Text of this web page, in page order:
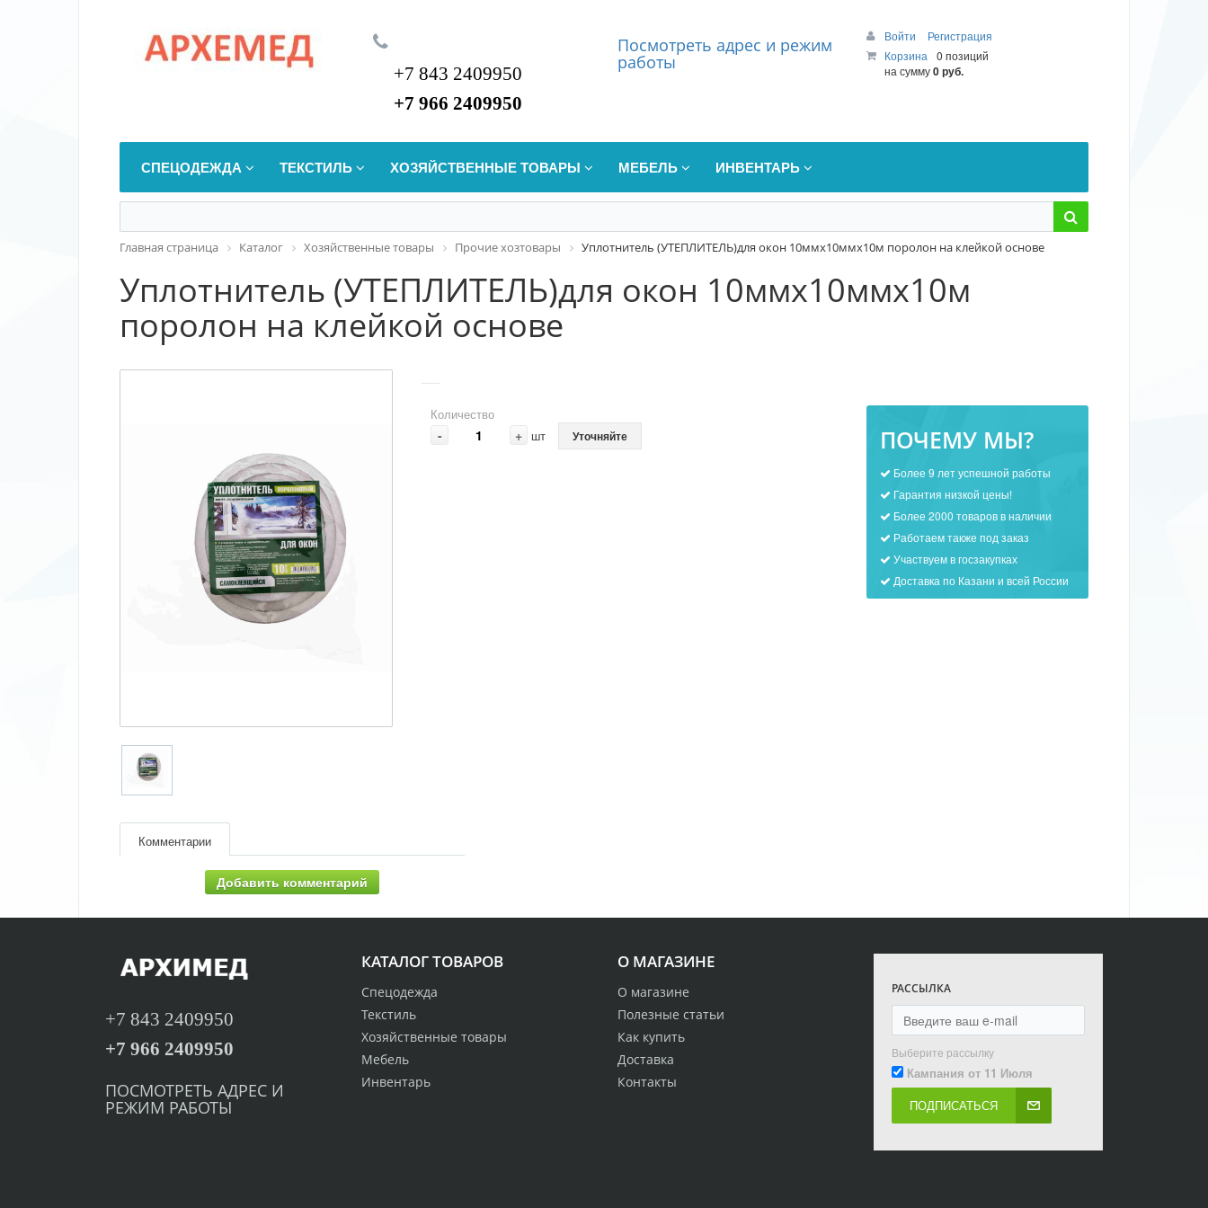
+7 843 2409950
+7 966 2409950
Посмотреть адрес и режим
работы
Войти
Регистрация
Корзина
0 позиций
на сумму0 руб.
СПЕЦОДЕЖДА ТЕКСТИЛЬ ХОЗЯЙСТВЕННЫЕ ТОВАРЫ МЕБЕЛЬ ИНВЕНТАРЬ
Главная страница Каталог Хозяйственные товары Прочие хозтовары Уплотнитель (УТЕПЛИТЕЛЬ)для окон 10ммх10ммх10м поролон на клейкой основе
Уплотнитель (УТЕПЛИТЕЛЬ)для окон 10ммх10ммх10м
поролон на клейкой основе
Количество
- + шт Уточняйте
Комментарии
Добавить комментарий
ПОЧЕМУ МЫ?
Более 9 лет успешной работы
Гарантия низкой цены!
Более 2000 товаров в наличии
Работаем также под заказ
Участвуем в госзакупках
Доставка по Казани и всей России
О МАГАЗИНЕ
О магазине
Полезные статьи
Как купить
Доставка
Контакты
КАТАЛОГ ТОВАРОВ
Спецодежда
Текстиль
Хозяйственные товары
Мебель
Инвентарь
РАССЫЛКА
Выберите рассылку
Кампания от 11 Июля
ПОДПИСАТЬСЯ
+7 843 2409950
+7 966 2409950
ПОСМОТРЕТЬ АДРЕС И
РЕЖИМ РАБОТЫ